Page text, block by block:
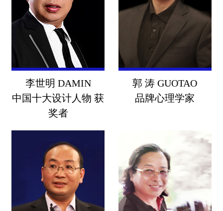
中国十大策划人
中国实战品牌策划专家
从事广告策划及企业经营管
理工作16年，从外资高管转
入到为企业提供全案策划专
业人士。服务客户：双汇、
三全食品、鸿茅药酒、哇哈
哈、福成集团、红牛、统一
食品、雅戈尔等百家实业。
蓝海策略品牌联合创始人
国际4A品牌策划专家
二十年行业经验,先后在英国
盛世长城广告公司,叶茂中品
牌策划公司,意大利Robilant
Associati品牌战略设计公司实
操运作项目。主创品牌:可口
可乐,雀巢、索尼、雪弗莱,康
获美国CILLO广告奖,美国莫
比广告奖,可口可乐世界杯系
列广告银奖。
李世明 DAMIN
中国十大设计人物 获
奖者
李世明 DAMIN
蓝海策略品牌联合创始人
郭 涛 GUOTAO
品牌心理学家
郭 涛 GUOTAO
首席品牌思想家
品牌心理学家